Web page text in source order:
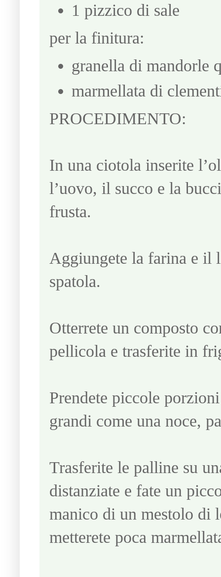
1 pizzico di sale
per la finitura:
granella di mandorle
marmellata di
PROCEDIMENTO:
In una ciotola inserite
l’uovo, il succo e la
frusta.
Aggiungete la farina e il
spatola.
Otterrete un composto
pellicola e trasferite in
Prendete piccole
grandi come una noce,
Trasferite le palline su
distanziate e fate un
manico di un mestolo di
metterete poca